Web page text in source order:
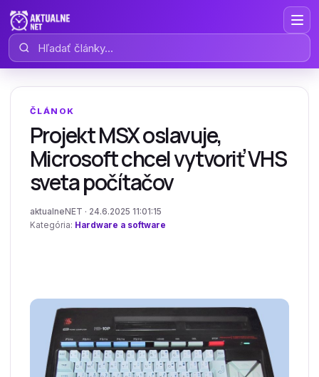
Hľadať články
ČLÁNOK
Projekt MSX oslavuje,
Microsoft chcel vytvoriť VHS
sveta počítačov
aktualneNET · 24.6.2025 11:01:15
Kategória: Hardware a software